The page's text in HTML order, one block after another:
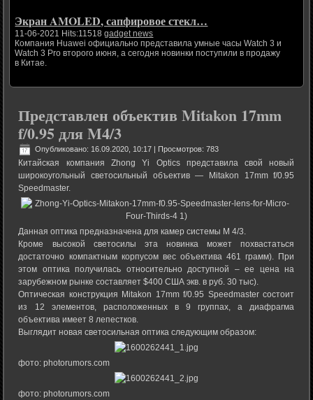
Экран AMOLED, сапфировое стекл…
11-06-2021 Hits:11518gadget news
Компания Huawei официально представила умные часы Watch 3 и
Watch 3 Pro второго июня, а сегодня новинки поступили в продажу
в Китае.
Представлен объектив Mitakon 17mm
f/0.95 для M4/3
Опубликовано: 16.09.2020, 10:17 | Просмотров: 783
Китайская компания Zhong Yi Optics представила свой новый
широкоугольный светосильный объектив — Mitakon 17mm f/0.95
Speedmaster.
Данная оптика предназначена для камер системы М 4/3.
Кроме высокой светосилы эта новинка может похвастаться
достаточно компактным корпусом вес объектива 461 грамм). При
этом оптика получилась относительно доступной – ее цена на
зарубежном рынке составляет $400 США экв. в руб. 30 тыс).
Оптическая конструкция Mitakon 17mm f/0.95 Speedmaster состоит
из 12 элементов, расположенных в 9 группах, а диафрагма
объектива имеет 8 лепестков.
Выглядит новая светосильная оптика следующим образом:
фото: photorumors.com
фото: photorumors.com